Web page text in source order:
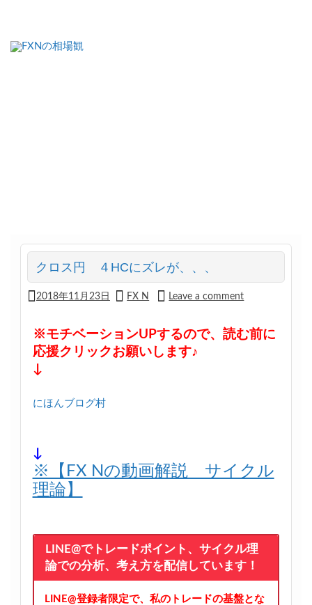
クロス円 ４HCにズレが、、、
2018年11月23日 FX N Leave a comment
※モチベーションUPするので、読む前に
応援クリックお願いします♪
↓
にほんブログ村
↓
※【FX Nの動画解説 サイクル
理論】
LINE@でトレードポイント、サイクル理
論での分析、考え方を配信しています！
LINE@登録者限定で、私のトレードの基盤とな